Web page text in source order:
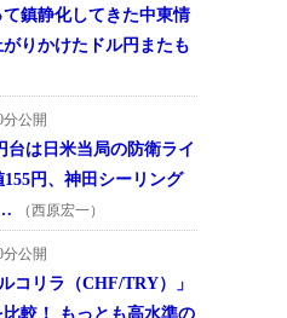
鎮静化してきた中東情
りかけたドル円またも
分公開
台は日米当局の防衛ライ
円、神田シーリング
（西原宏一）
分公開
コリラ（CHF/TRY）」
較！ もっとも高水準の